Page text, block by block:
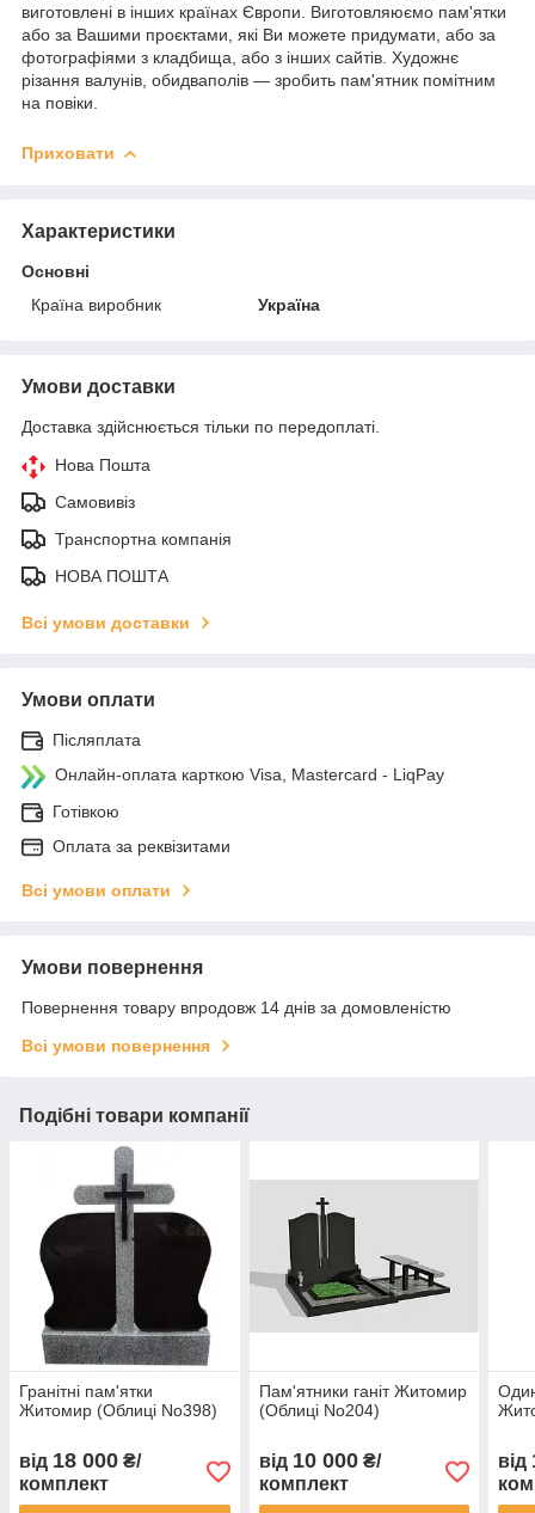
виготовлені в інших країнах Європи. Виготовляюємо пам'ятки
або за Вашими проєктами, які Ви можете придумати, або за
фотографіями з кладбища, або з інших сайтів. Художнє
різання валунів, обидваполів — зробить пам'ятник помітним
на повіки.
Приховати
Характеристики
Основні
Країна виробник
Україна
Умови доставки
Доставка здійснюється тільки по передоплаті.
Нова Пошта
Самовивіз
Транспортна компанія
НОВА ПОШТА
Всі умови доставки
Умови оплати
Післяплата
Онлайн-оплата карткою Visa, Mastercard - LiqPay
Готівкою
Оплата за реквізитами
Всі умови оплати
Умови повернення
Повернення товару впродовж 14 днів за домовленістю
Всі умови повернення
Подібні товари компанії
Гранітні пам'ятки
Житомир (Облиці No398)
від 18 000 ₴/
комплект
Пам'ятники ганіт Житомир
(Облиці No204)
від 10 000₴/
комплект
від